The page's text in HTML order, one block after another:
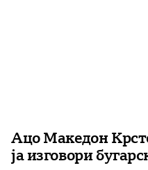
Ацо Македон
ја изговори